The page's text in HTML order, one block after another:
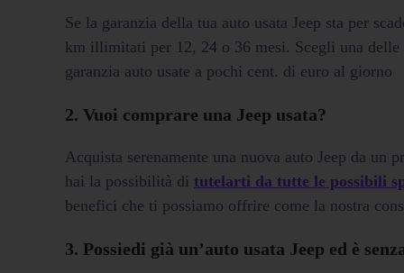
Se la garanzia della tua auto usata Jeep sta per
km illimitati per 12, 24 o 36 mesi. Scegli una delle
garanzia auto usate a pochi cent. di euro al giorno
2. Vuoi comprare una Jeep usata?
Acquista serenamente una nuova auto Jeep da
hai la possibilità di tutelarti da tutte le possibili
benefici che ti possiamo offrire come la nostra
3. Possiedi già un’auto usata Jeep ed è